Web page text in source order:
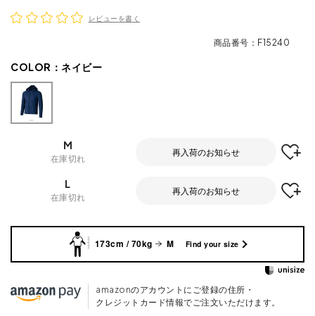
レビューを書く
商品番号 F15240
COLOR： ネイビー
M
在庫切れ
再入荷のお知らせ
L
在庫切れ
再入荷のお知らせ
173cm / 70kg M Find your size
amazonのアカウントにご登録の住所・
クレジットカード情報でご注文いただけます。